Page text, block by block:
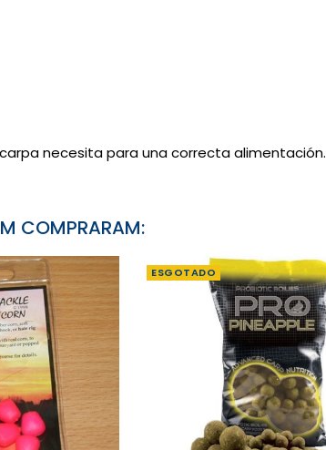
necesita para una correcta alimentación.
COMPRARAM:
ESGOTADO